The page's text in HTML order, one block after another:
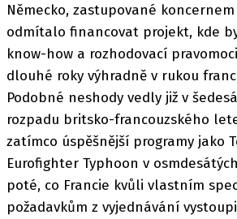
Německo, zastupované
odmítalo financovat projekt, kde
know-how a rozhodovací
dlouhé roky výhradně v rukou
Podobné neshody vedly již v
rozpadu britsko-francouzského
zatímco úspěšnější programy jako
Eurofighter Typhoon v
poté, co Francie kvůli vlastním
požadavkům z vyjednávání